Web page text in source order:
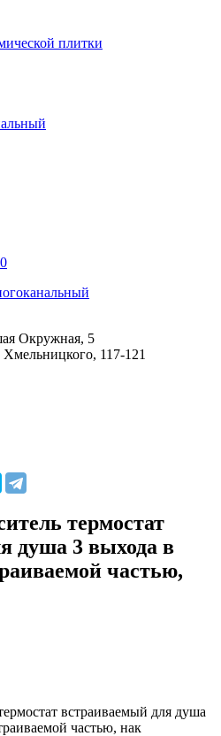
0
Окружная, 5
117-121
термостат
душа 3 выхода в
частью,
встраиваемый для душа
частью, нак